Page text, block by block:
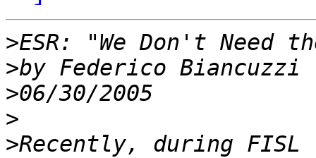
>
>
>
>
>Recently, during FISL